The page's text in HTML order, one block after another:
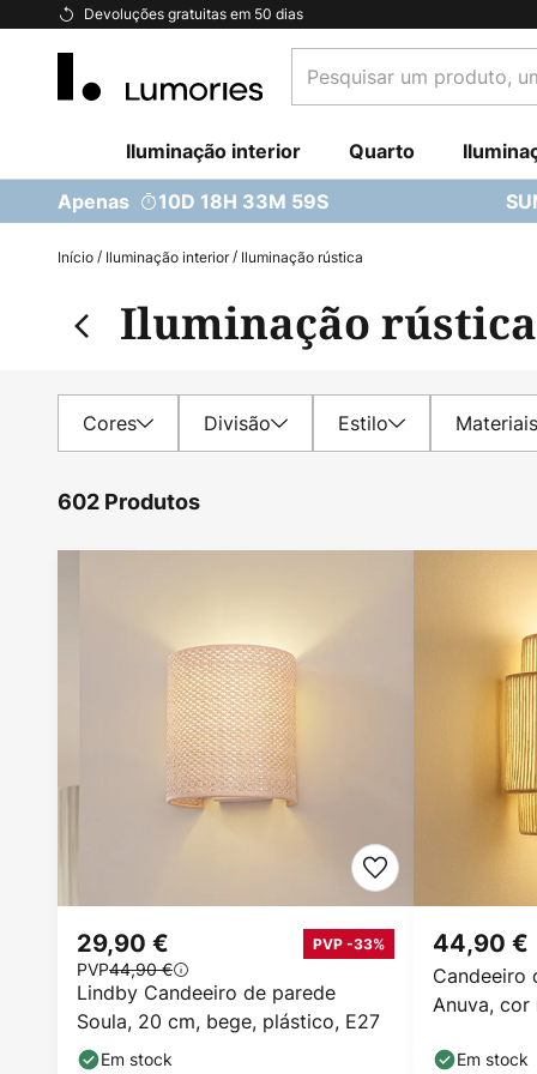
Devoluções gratuitas em 50 dias
Ir
Conteúdo
um
uma
categoria...
Iluminação interior Quarto
Apenas 10D 18H 33M 58S
Início Iluminação interior Iluminação rústica
Iluminação rústica
Cores Divisão Estilo Materiais
602 Produtos
Lindby Candeeiro de parede
Soula, 20 cm, bege, plástico, E27
29,90 € PVP -33%
PVP44,90 €
Em stock
Candeeiro
Anuva, cor
44,90 €
Em stock